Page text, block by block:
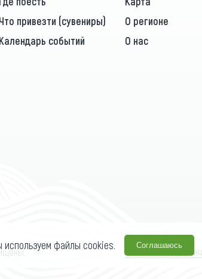
Что привезти (сувениры) О регионе
Календарь событий О нас
Политика
используем файлы cookies. Соглашаюсь